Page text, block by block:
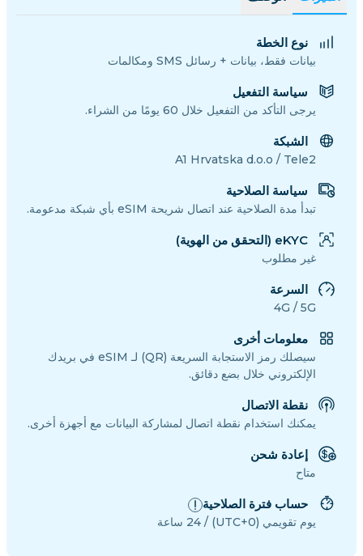
نوع الخطة
بيانات فقط، بيانات + رسائل SMS ومكالمات
سياسة التفعيل
يرجى التأكد من التفعيل خلال 60 يومًا من الشراء.
الشبكة
A1 Hrvatska d.o.o / Tele2
سياسة الصلاحية
تبدأ مدة الصلاحية عند اتصال شريحة eSIM بأي شبكة مدعومة.
eKYC (التحقق من الهوية)
غير مطلوب
السرعة
4G / 5G
معلومات أخرى
سيصلك رمز الاستجابة السريعة (QR) لـ eSIM في بريدك
الإلكتروني خلال بضع دقائق.
نقطة الاتصال
يمكنك استخدام نقطة اتصال لمشاركة البيانات مع أجهزة أخرى.
إعادة شحن
متاح
حساب فترة الصلاحية
يوم تقويمي (UTC+0) / 24 ساعة